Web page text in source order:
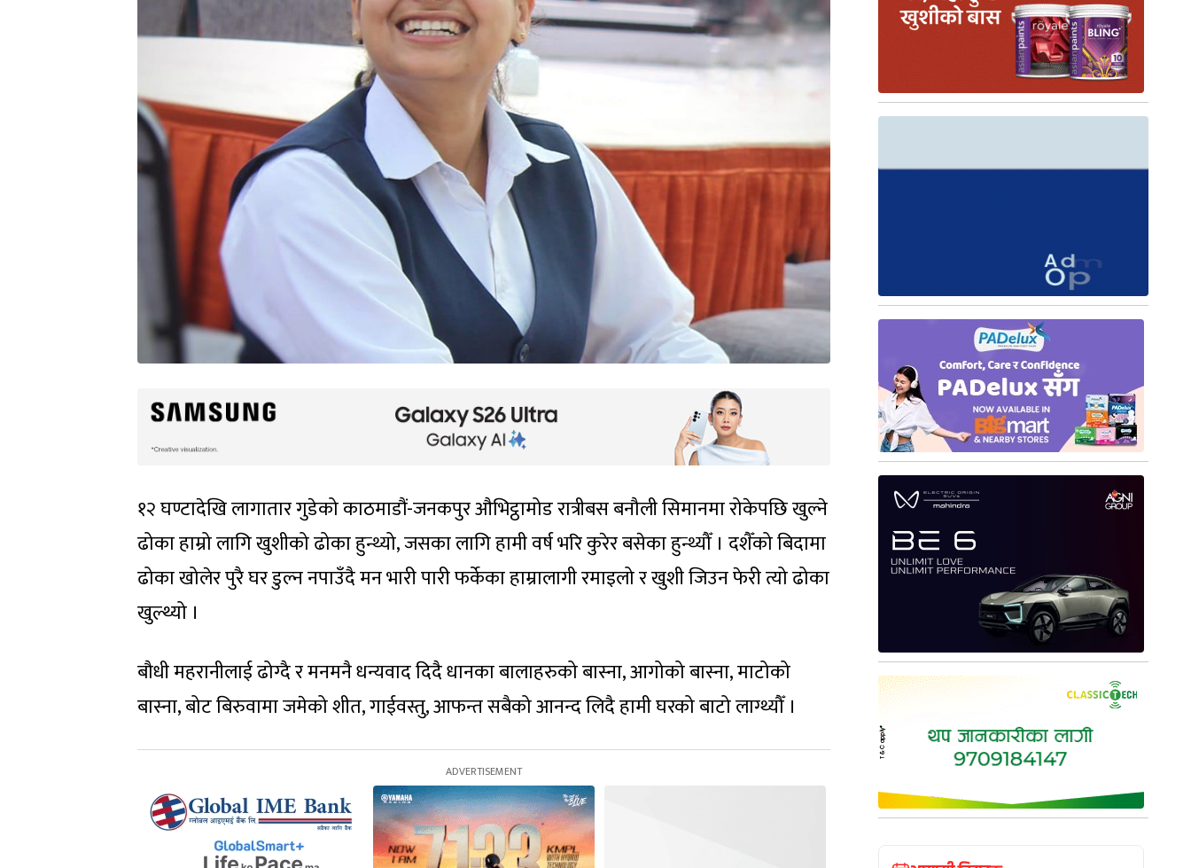
१२ घण्टादेखि लागातार गुडेको काठमाडौं-जनकपुर औभिट्ठामोड रात्रीबस बनौली सिमानमा रोकेपछि खुल्ने
ढोका हाम्रो लागि खुशीको ढोका हुन्थ्यो, जसका लागि हामी वर्ष भरि कुरेर बसेका हुन्थ्यौँ । दशैँको बिदामा
ढोका खोलेर पुरै घर डुल्न नपाउँदै मन भारी पारी फर्केका हाम्रालागी रमाइलो र खुशी जिउन फेरी त्यो ढोका
खुल्थ्यो ।
बौधी महरानीलाई ढोग्दै र मनमनै धन्यवाद दिदै धानका बालाहरुको बास्ना, आगोको बास्ना, माटोको
बास्ना, बोट बिरुवामा जमेको शीत, गाईवस्तु, आफन्त सबैको आनन्द लिदै हामी घरको बाटो लाग्थ्यौँ ।